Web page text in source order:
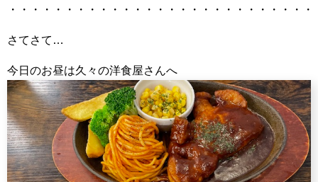
・・・・・・・・・・・・・・・・・・・・・・・・・・
さてさて…
今日のお昼は久々の洋食屋さんへ